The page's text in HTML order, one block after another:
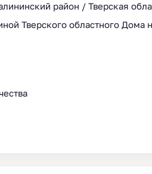
район / Тверская
Тверского областного Дома